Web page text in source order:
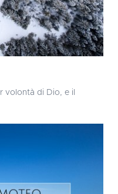
volontà di Dio, e il